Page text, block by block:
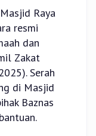
Raya
resmi
dan
Zakat
Serah
di Masjid
Baznas